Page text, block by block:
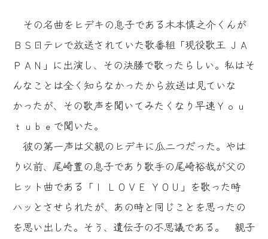
その名曲をヒデキの息子である木本慎之介くんが
ＢＳ日テレで放送されていた歌番組「現役歌王 ＪＡ
ＰＡＮ」に出演し、その決勝で歌ったらしい。私はそ
んなことは全く知らなかったから放送は見ていな
かったが、その歌声を聞いてみたくなり早速Ｙｏｕ
ｔｕｂｅで聞いた。
彼の第一声は父親のヒデキに瓜二つだった。やは
り以前、尾崎豊の息子であり歌手の尾崎裕哉が父の
ヒット曲である「Ｉ ＬＯＶＥ ＹＯＵ」を歌った時
ハッとさせられたが、あの時と同じことを思ったの
を思い出した。そう、遺伝子の不思議である。 親子